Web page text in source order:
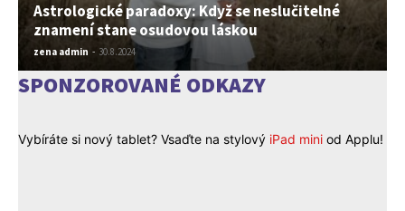
Astrologické paradoxy: Když se neslučitelné
znamení stane osudovou láskou
zena admin - 30.8.2024
SPONZOROVANÉ ODKAZY
Vybíráte si nový tablet? Vsaďte na stylový iPad mini od Applu!